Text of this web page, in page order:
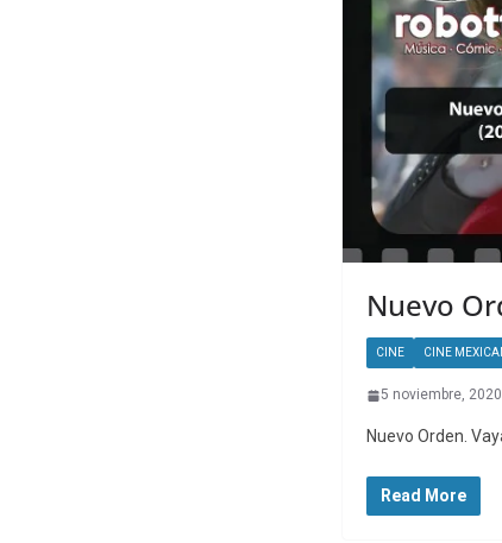
Nuevo
CINE CINE
5 noviembre, 2020
Nuevo Orden.
Read More